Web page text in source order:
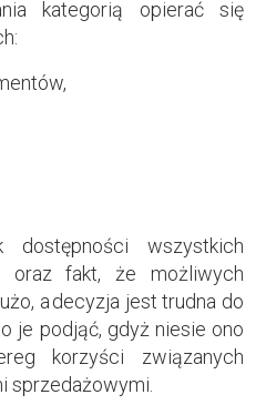
kategorią opierać się
dostępności wszystkich
oraz fakt, że możliwych
a decyzja jest trudna do
je podjąć, gdyż niesie ono
korzyści związanych
sprzedażowymi.